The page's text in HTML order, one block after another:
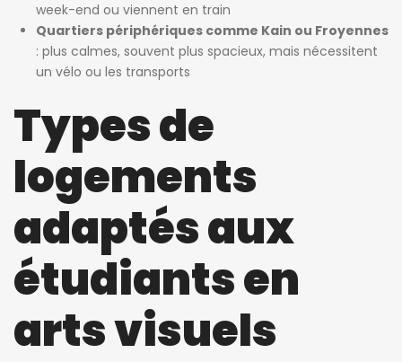
week-end ou viennent en train
Quartiers périphériques comme Kain ou Froyennes
: plus calmes, souvent plus spacieux, mais nécessitent
un vélo ou les transports
Types de
logements
adaptés aux
étudiants en
arts visuels